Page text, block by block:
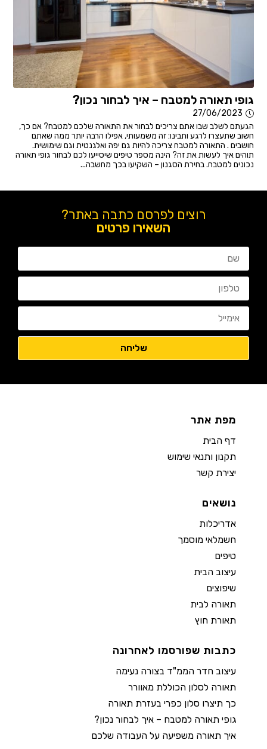
גופי תאורה למטבח – איך לבחור נכון?
27/06/2023
הגעתם לשלב שבו אתם צריכים לבחור את התאורה שלכם למטבח? אם כך,
חשוב שתעצרו לרגע ותבינו: זה משמעותי, אפילו הרבה יותר ממה שאתם
חושבים . התאורה למטבח צריכה להיות גם יפה ואלגנטית וגם שימושית.
תוהים איך לעשות את זה? הינה מספר טיפים שיסייעו לכם לבחור גופי תאורה
נכונים למטבח. בחירת הסגנון – השקיעו בכך מחשבה...
רוצים לפרסם כתבה באתר?
השאירו פרטים
מפת אתר
דף הבית
תקנון ותנאי שימוש
יצירת קשר
נושאים
אדריכלות
חשמלאי מוסמך
טיפים
עיצוב הבית
שיפוצים
תאורה לבית
תאורת חוץ
כתבות שפורסמו לאחרונה
עיצוב חדר הממ"ד בצורה נעימה
תאורה לסלון הכוללת מאוורר
כך תיצרו סלון כפרי בעזרת תאורה
גופי תאורה למטבח – איך לבחור נכון?
איך תאורה משפיעה על העבודה שלכם